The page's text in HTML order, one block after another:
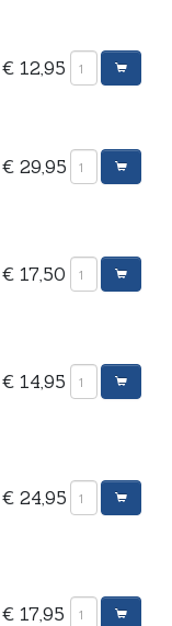
€ 12,95
€ 29,95
€ 17,50
€ 14,95
€ 24,95
€ 17,95